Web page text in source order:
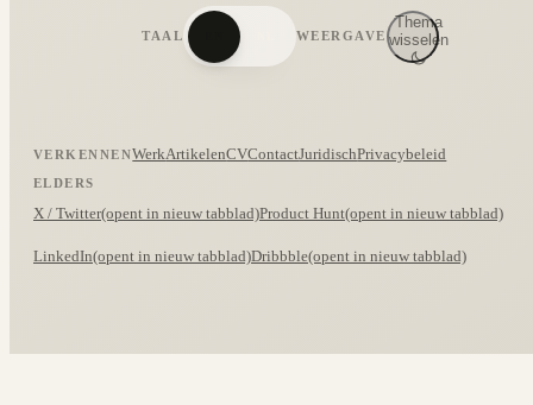
TAAL WEERGAVE
Thema
wisselen
VERKENNENWerkArtikelenCVContactJuridischPrivacybeleid
ELDERS
X / Twitter(opent in nieuw tabblad)Product Hunt(opent in nieuw tabblad)
LinkedIn(opent in nieuw tabblad)Dribbble(opent in nieuw tabblad)